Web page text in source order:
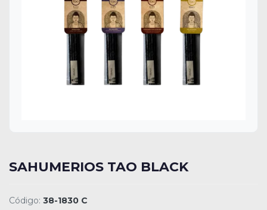
SAHUMERIOS TAO BLACK
Código: 38-1830 C